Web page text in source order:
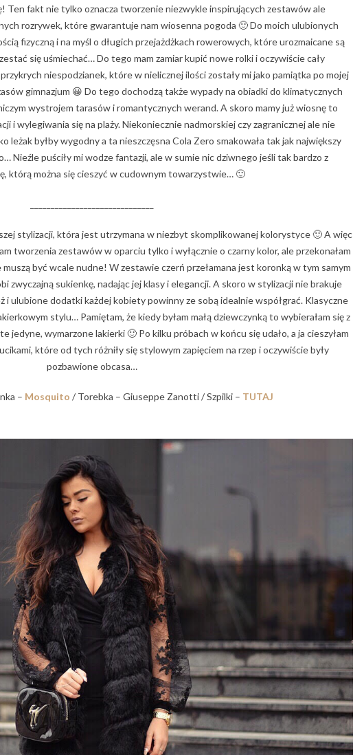
Ten fakt nie tylko oznacza tworzenie niezwykle inspirujących zestawów ale
rozrywek, które gwarantuje nam wiosenna pogoda 🙂 Do moich ulubionych
fizyczną i na myśl o długich przejażdżkach rowerowych, które urozmaicane są
się uśmiechać… Do tego mam zamiar kupić nowe rolki i oczywiście cały
niespodzianek, które w nielicznej ilości zostały mi jako pamiątka po mojej
gimnazjum 😀 Do tego dochodzą także wypady na obiadki do klimatycznych
wystrojem tarasów i romantycznych werand. A skoro mamy już wiosnę to
i wylegiwania się na plaży. Niekoniecznie nadmorskiej czy zagranicznej ale nie
leżak byłby wygodny a ta nieszczęsna Cola Zero smakowała tak jak największy
Nieźle puściły mi wodze fantazji, ale w sumie nic dziwnego jeśli tak bardzo z
którą można się cieszyć w cudownym towarzystwie… 🙂
stylizacji, która jest utrzymana w niezbyt skomplikowanej kolorystyce 🙂 A więc
tworzenia zestawów w oparciu tylko i wyłącznie o czarny kolor, ale przekonałam
być wcale nudne! W zestawie czerń przełamana jest koronką w tym samym
zwyczajną sukienkę, nadając jej klasy i elegancji. A skoro w stylizacji nie brakuje
ulubione dodatki każdej kobiety powinny ze sobą idealnie współgrać. Klasyczne
stylu… Pamiętam, że kiedy byłam małą dziewczynką to wybierałam się z
jedyne, wymarzone lakierki 🙂 Po kilku próbach w końcu się udało, a ja cieszyłam
które od tych różniły się stylowym zapięciem na rzep i oczywiście były
pozbawione obcasa…
– Mosquito / Torebka – Giuseppe Zanotti / Szpilki – TUTAJ